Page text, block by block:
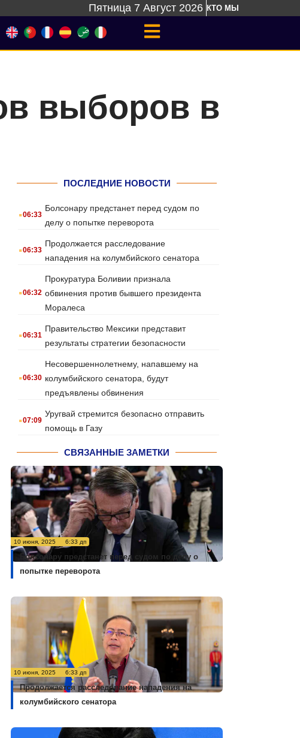
Пятница 7 Август 2026 КТО МЫ
выборов в
ПОСЛЕДНИЕ НОВОСТИ
.06:33
Болсонару предстанет перед судом по
делу о попытке переворота
.06:33
Продолжается расследование
нападения на колумбийского сенатора
.06:32
Прокуратура Боливии признала
обвинения против бывшего президента
Моралеса
.06:31
Правительство Мексики представит
результаты стратегии безопасности
.06:30
Несовершеннолетнему, напавшему на
колумбийского сенатора, будут
предъявлены обвинения
.07:09
Уругвай стремится безопасно отправить
помощь в Газу
СВЯЗАННЫЕ ЗАМЕТКИ
10 июня, 2025 6:33 дп
Болсонару предстанет перед судом по делу о
попытке переворота
10 июня, 2025 6:33 дп
Продолжается расследование нападения на
колумбийского сенатора